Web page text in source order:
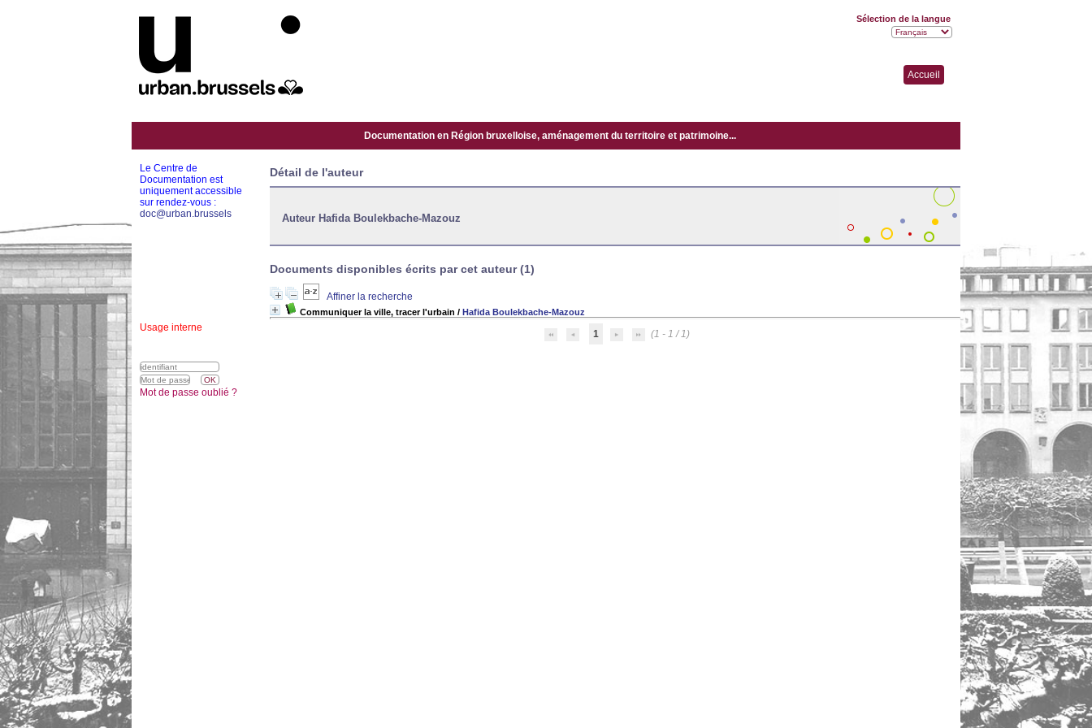
Accueil
Documentation en Région bruxelloise, aménagement du territoire et patrimoine...
Détail de l'auteur
Auteur Hafida Boulekbache-Mazouz
Documents disponibles écrits par cet auteur (1)
Affiner la recherche
Communiquer la ville, tracer l'urbain / Hafida Boulekbache-Mazouz
1 (1 - 1 / 1)
Le Centre de
Documentation est
uniquement accessible
sur rendez-vous :
doc@urban.brussels
Usage interne
Sélection de la langue
Mot de passe oublié ?